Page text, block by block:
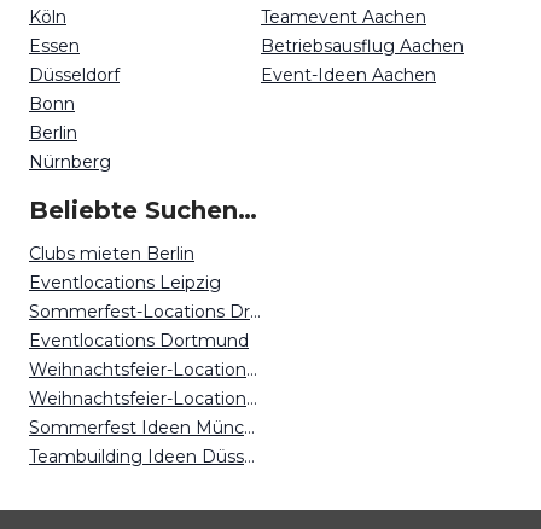
Köln
Essen
Düsseldorf
Bonn
Berlin
Nürnberg
Teamevent Aachen
Betriebsausflug Aachen
Event-Ideen Aachen
Beliebte Suchen auf Event Inc
Clubs mieten Berlin
Eventlocations Leipzig
Sommerfest-Locations Dresden
Eventlocations Dortmund
Weihnachtsfeier-Locations Berlin
Weihnachtsfeier-Locations Düsseldorf
Sommerfest Ideen München
Teambuilding Ideen Düsseldorf